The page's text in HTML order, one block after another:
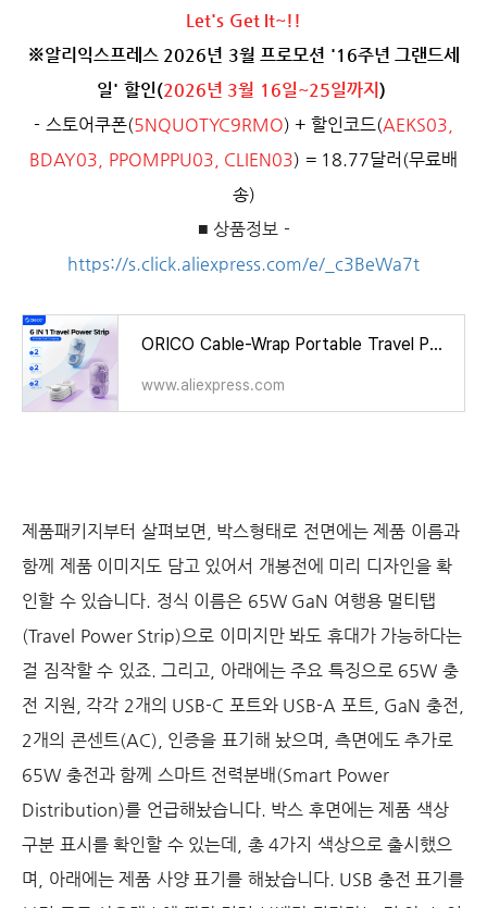
Let's Get It~!!
※알리익스프레스 2026년 3월 프로모션 '16주년 그랜드세
일' 할인(2026년 3월 16일~25일까지 )
- 스토어쿠폰(5NQUOTYC9RMO) + 할인코드(AEKS03,
BDAY03, PPOMPPU03, CLIEN03) = 18.77달러(무료배
송)
■ 상품정보 -
https://s.click.aliexpress.com/e/_c3BeWa7t
ORICO Cable-Wrap Portable Travel Power Strip 65W GaN Fast Charging Station with 2 AC Outlets 2 USB 2 Type-C EU Plug Adapter Home
www.aliexpress.com
제품패키지부터 살펴보면, 박스형태로 전면에는 제품 이름과
함께 제품 이미지도 담고 있어서 개봉전에 미리 디자인을 확
인할 수 있습니다. 정식 이름은 65W GaN 여행용 멀티탭
(Travel Power Strip)으로 이미지만 봐도 휴대가 가능하다는
걸 짐작할 수 있죠. 그리고, 아래에는 주요 특징으로 65W 충
전 지원, 각각 2개의 USB-C 포트와 USB-A 포트, GaN 충전,
2개의 콘센트(AC), 인증을 표기해 놨으며, 측면에도 추가로
65W 충전과 함께 스마트 전력분배(Smart Power
Distribution)를 언급해놨습니다. 박스 후면에는 제품 색상
구분 표시를 확인할 수 있는데, 총 4가지 색상으로 출시했으
며, 아래에는 제품 사양 표기를 해놨습니다. USB 충전 표기를